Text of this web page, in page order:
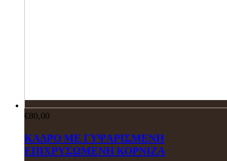
€80,00
ΚΑΔΡΟ ΜΕ ΓΥΨΑΡΙΣΜΕΝΗ
ΕΠΙΧΡΥΣΩΜΕΝΗ ΚΟΡΝΙΖΑ